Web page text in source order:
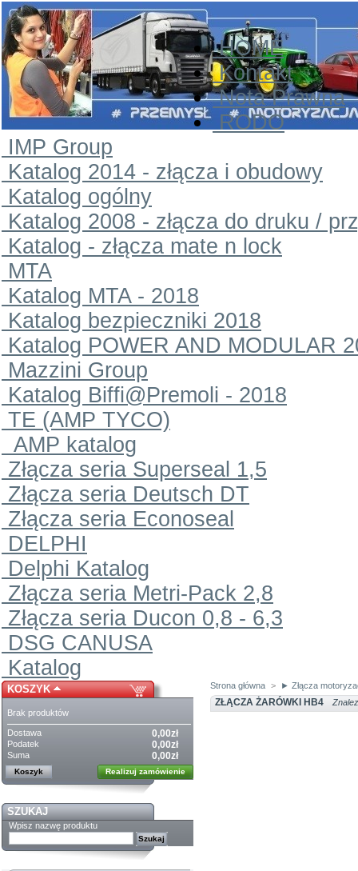
HOME
Kontakt
Nota Prawna
RODO
IMP Group
Katalog 2014 - złącza i obudowy
Katalog ogólny
Katalog 2008 - złącza do druku /
Katalog - złącza mate n lock
MTA
Katalog MTA - 2018
Katalog bezpieczniki 2018
Katalog POWER AND MODULAR
Mazzini Group
Katalog Biffi@Premoli - 2018
TE (AMP TYCO)
AMP katalog
Złącza seria Superseal 1,5
Złącza seria Deutsch DT
Złącza seria Econoseal
DELPHI
Delphi Katalog
Złącza seria Metri-Pack 2,8
Złącza seria Ducon 0,8 - 6,3
DSG CANUSA
Katalog
KOSZYK
Brak produktów
Dostawa 0,00zł
Podatek 0,00zł
Suma 0,00zł
Koszyk Realizuj zamówienie
SZUKAJ
Wpisz nazwę produktu
Strona główna > ► Złącza
ZŁĄCZA ŻARÓWKI HB4